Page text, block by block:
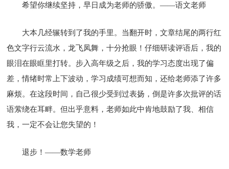
希望你继续坚持，早日成为老师的骄傲。——语文老师
大本几经辗转到了我的手里。当翻开时，文章结尾的两行红
色文字行云流水，龙飞凤舞，十分抢眼！仔细研读评语后，我的
眼泪在眼眶里打转。步入高年级之后，我的学习态度出现了偏
差，情绪时常上下波动，学习成绩可想而知，还给老师添了许多
麻烦。在这段时间，自己很少受到过表扬，倒是许多次批评的话
语萦绕在耳畔。但出乎意料，老师如此中肯地鼓励了我、相信
我，一定不会让您失望的！
退步！——数学老师